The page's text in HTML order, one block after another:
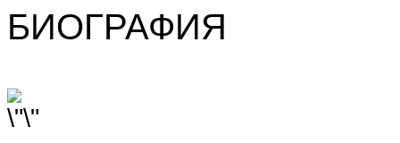
БИОГРАФИЯ